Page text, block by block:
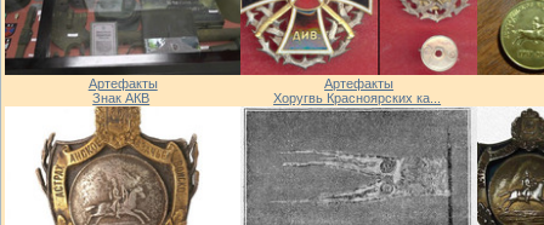
Артефакты Артефакты
Знак АКВ Хоругвь Красноярских ка...